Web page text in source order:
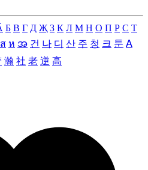
Б В Г Д Җ З К Л М Н О П Р С Т
ส ห အ 건 나 디 산 주 청 크 툰 ꓮ
瀚 社 老 逆 高